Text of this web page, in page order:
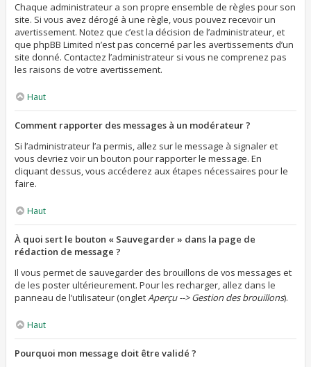
Chaque administrateur a son propre ensemble de règles pour son
site. Si vous avez dérogé à une règle, vous pouvez recevoir un
avertissement. Notez que c’est la décision de l’administrateur, et
que phpBB Limited n’est pas concerné par les avertissements d’un
site donné. Contactez l’administrateur si vous ne comprenez pas
les raisons de votre avertissement.
Haut
Comment rapporter des messages à un modérateur ?
Si l’administrateur l’a permis, allez sur le message à signaler et
vous devriez voir un bouton pour rapporter le message. En
cliquant dessus, vous accéderez aux étapes nécessaires pour le
faire.
Haut
À quoi sert le bouton « Sauvegarder » dans la page de
rédaction de message ?
Il vous permet de sauvegarder des brouillons de vos messages et
de les poster ultérieurement. Pour les recharger, allez dans le
panneau de l’utilisateur (ongletAperçu --> Gestion des brouillons).
Haut
Pourquoi mon message doit être validé ?